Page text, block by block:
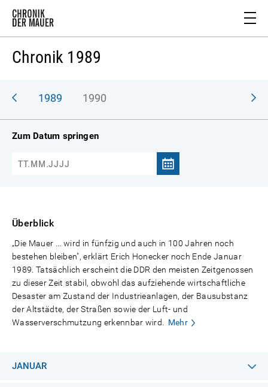
Chronik 1989
1989 1990
Zum Datum springen
Überblick
„Die Mauer ... wird in fünfzig und auch in 100 Jahren noch
bestehen bleiben", erklärt Erich Honecker noch Ende Januar
1989. Tatsächlich erscheint die DDR den meisten Zeitgenossen
zu dieser Zeit stabil, obwohl das aufziehende wirtschaftliche
Desaster am Zustand der Industrieanlagen, der Bausubstanz
der Altstädte, der Straßen sowie der Luft- und
Wasserverschmutzung erkennbar wird.
Mehr
JANUAR